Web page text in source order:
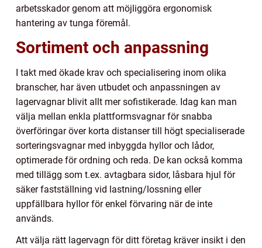
arbetsskador genom att möjliggöra ergonomisk
hantering av tunga föremål.
Sortiment och anpassning
I takt med ökade krav och specialisering inom olika
branscher, har även utbudet och anpassningen av
lagervagnar blivit allt mer sofistikerade. Idag kan man
välja mellan enkla plattformsvagnar för snabba
överföringar över korta distanser till högt specialiserade
sorteringsvagnar med inbyggda hyllor och lådor,
optimerade för ordning och reda. De kan också komma
med tillägg som t.ex. avtagbara sidor, låsbara hjul för
säker fastställning vid lastning/lossning eller
uppfällbara hyllor för enkel förvaring när de inte
används.
Att välja rätt lagervagn för ditt företag kräver insikt i den